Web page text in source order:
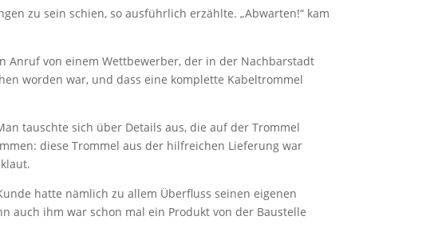
zu sein schien, so ausführlich erzählte. „Abwarten!“ kam
Anruf von einem Wettbewerber, der in der Nachbarstadt
worden war, und dass eine komplette Kabeltrommel
tauschte sich über Details aus, die auf der Trommel
diese Trommel aus der hilfreichen Lieferung war
hatte nämlich zu allem Überfluss seinen eigenen
auch ihm war schon mal ein Produkt von der Baustelle